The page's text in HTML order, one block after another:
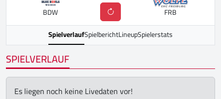
BDW
FRB
SpielverlaufSpielberichtLineupSpielerstats
SPIELVERLAUF
Es liegen noch keine Livedaten vor!